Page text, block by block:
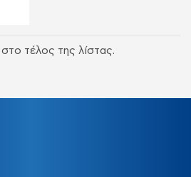
τέλος της λίστας.